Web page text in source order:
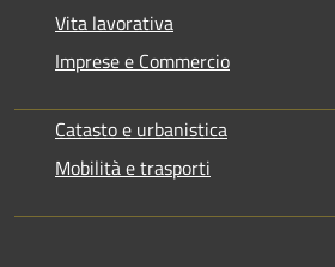
Vita lavorativa
Imprese e Commercio
Catasto e urbanistica
Mobilità e trasporti